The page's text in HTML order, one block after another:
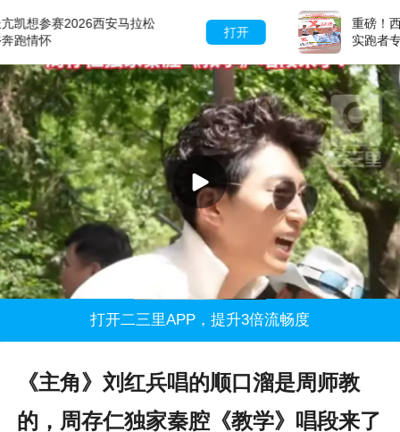
打开
重磅！西安马拉松全新赛制出炉，忠
打开二三里APP，提升3倍流畅度
《主角》刘红兵唱的顺口溜是周师教
的，周存仁独家秦腔《教学》唱段来了